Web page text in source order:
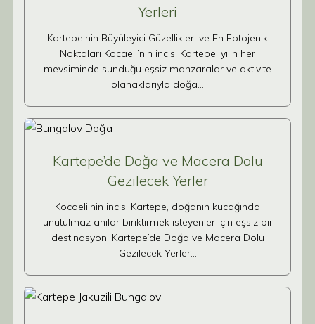
Yerleri
Kartepe’nin Büyüleyici Güzellikleri ve En Fotojenik
Noktaları Kocaeli’nin incisi Kartepe, yılın her
mevsiminde sunduğu eşsiz manzaralar ve aktivite
olanaklarıyla doğa…
Kartepe’de Doğa ve Macera Dolu
Gezilecek Yerler
Kocaeli’nin incisi Kartepe, doğanın kucağında
unutulmaz anılar biriktirmek isteyenler için eşsiz bir
destinasyon. Kartepe’de Doğa ve Macera Dolu
Gezilecek Yerler…